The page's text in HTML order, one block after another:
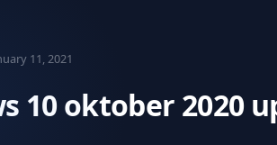
11, 2021
10 oktober 2020